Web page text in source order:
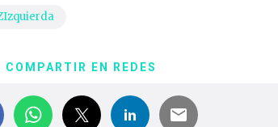
COMPARTIR EN REDES